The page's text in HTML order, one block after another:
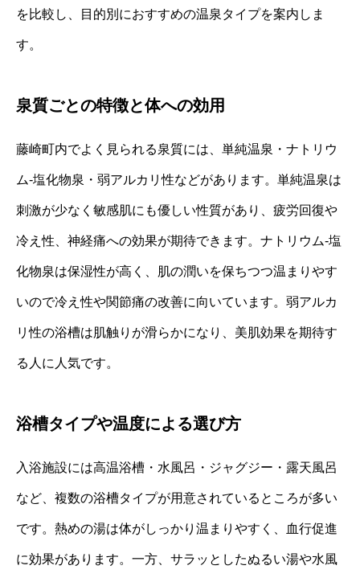
を比較し、目的別におすすめの温泉タイプを案内しま
す。
泉質ごとの特徴と体への効用
藤崎町内でよく見られる泉質には、単純温泉・ナトリウ
ム‐塩化物泉・弱アルカリ性などがあります。単純温泉は
刺激が少なく敏感肌にも優しい性質があり、疲労回復や
冷え性、神経痛への効果が期待できます。ナトリウム‐塩
化物泉は保湿性が高く、肌の潤いを保ちつつ温まりやす
いので冷え性や関節痛の改善に向いています。弱アルカ
リ性の浴槽は肌触りが滑らかになり、美肌効果を期待す
る人に人気です。
浴槽タイプや温度による選び方
入浴施設には高温浴槽・水風呂・ジャグジー・露天風呂
など、複数の浴槽タイプが用意されているところが多い
です。熱めの湯は体がしっかり温まりやすく、血行促進
に効果があります。一方、サラッとしたぬるい湯や水風